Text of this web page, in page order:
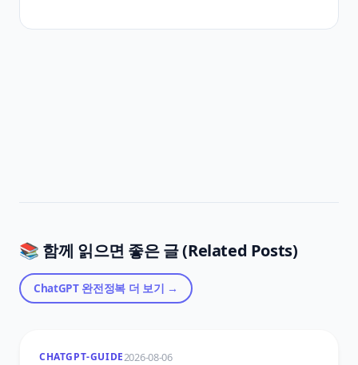
📚 함께 읽으면 좋은 글 (Related Posts)
ChatGPT 완전정복 더 보기 →
CHATGPT-GUIDE2026-08-06